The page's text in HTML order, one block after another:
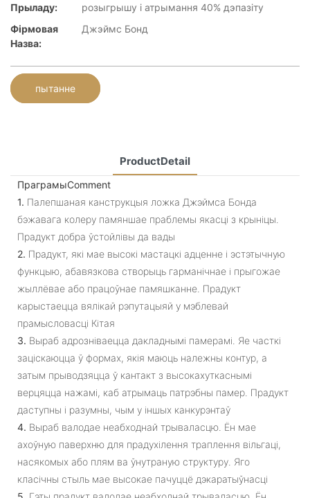
Прыладу:
розыгрышу і атрымання 40% дэпазіту
Фірмовая
Назва:
Джэймс Бонд
пытанне
ProductDetail
ПраграмыComment
1. Палепшаная канструкцыя ложка Джэймса Бонда
бэжавага колеру памяншае праблемы якасці з крыніцы.
Прадукт добра ўстойлівы да вады
2. Прадукт, які мае высокі мастацкі адценне і эстэтычную
функцыю, абавязкова створыць гарманічнае і прыгожае
жыллёвае або працоўнае памяшканне. Прадукт
карыстаецца вялікай рэпутацыяй у мэблевай
прамысловасці Кітая
3. Выраб адрозніваецца дакладнымі памерамі. Яе часткі
заціскаюцца ў формах, якія маюць належны контур, а
затым прыводзяцца ў кантакт з высокахуткаснымі
верцяцца нажамі, каб атрымаць патрэбны памер. Прадукт
даступны і разумны, чым у іншых канкурэнтаў
4. Выраб валодае неабходнай трываласцю. Ён мае
ахоўную паверхню для прадухілення траплення вільгаці,
насякомых або плям ва ўнутраную структуру. Яго
класічны стыль мае высокае пачуццё дэкаратыўнасці